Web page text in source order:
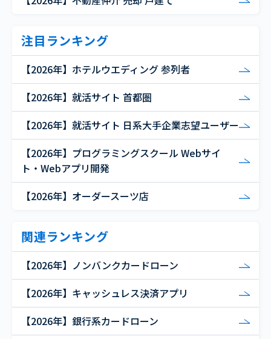
注目ランキング
【2026年】ホテルウエディング 参列者
【2026年】就活サイト 首都圏
【2026年】就活サイト 日系大手企業志望ユーザー
【2026年】プログラミングスクール Webサイ
ト・Webアプリ開発
【2026年】オーダースーツ店
関連ランキング
【2026年】ノンバンクカードローン
【2026年】キャッシュレス決済アプリ
【2026年】銀行系カードローン